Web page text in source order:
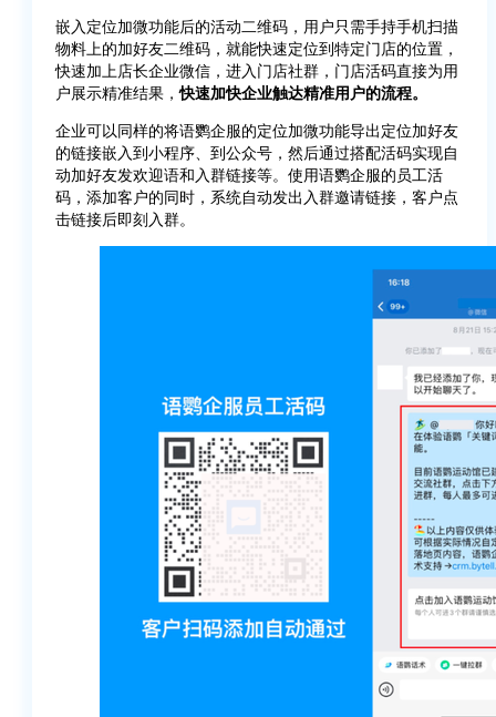
嵌入定位加微功能后的活动二维码，用户只需手持手机扫描
物料上的加好友二维码，就能快速定位到特定门店的位置，
快速加上店长企业微信，进入门店社群，门店活码直接为用
户展示精准结果，快速加快企业触达精准用户的流程。
企业可以同样的将语鹦企服的定位加微功能导出定位加好友
的链接嵌入到小程序、到公众号，然后通过搭配活码实现自
动加好友发欢迎语和入群链接等。使用语鹦企服的员工活
码，添加客户的同时，系统自动发出入群邀请链接，客户点
击链接后即刻入群。